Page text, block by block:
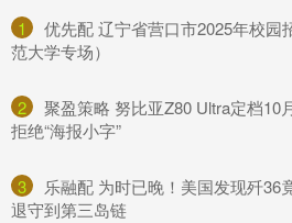
1
优先配 辽宁省营口市2025年校园
范大学专场）
2
聚盈策略 努比亚Z80 Ultra定档10
拒绝“海报小字”
3
乐融配 为时已晚！美国发现歼36
退守到第三岛链